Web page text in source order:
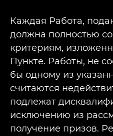
Каждая Работа,
должна полностью
критериям,
Пункте. Работы, не
бы одному из
считаются
подлежат
исключению из
получение призов.